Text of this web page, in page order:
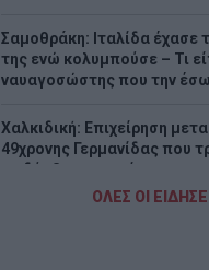
Σαμοθράκη: Ιταλίδα έχασε
της ενώ κολυμπούσε – Τι
ναυαγοσώστης που την
Χαλκιδική: Επιχείρηση
49χρονης Γερμανίδας που
σε δύσβατο σημείο
ΟΛΕΣ ΟΙ